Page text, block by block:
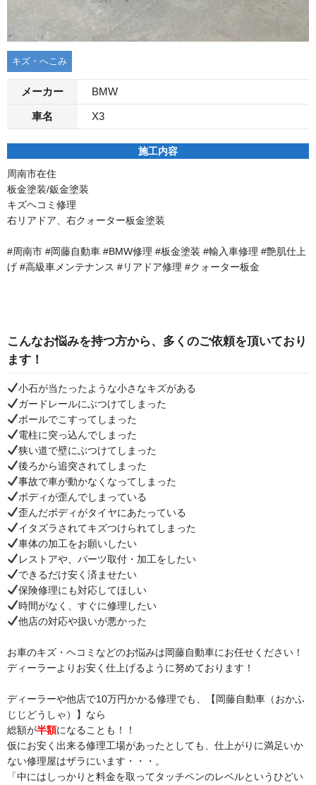
キズ・へこみ
メーカー BMW
車名 X3
施工内容
周南市在住
板金塗装/鈑金塗装
キズヘコミ修理
右リアドア、右クォーター板金塗装
#周南市 #岡藤自動車 #BMW修理 #板金塗装 #輸入車修理 #艶肌仕上
げ #高級車メンテナンス #リアドア修理 #クォーター板金
こんなお悩みを持つ方から、多くのご依頼を頂いており
ます！
小石が当たったような小さなキズがある
ガードレールにぶつけてしまった
ポールでこすってしまった
電柱に突っ込んでしまった
狭い道で壁にぶつけてしまった
後ろから追突されてしまった
事故で車が動かなくなってしまった
ボディが歪んでしまっている
歪んだボディがタイヤにあたっている
イタズラされてキズつけられてしまった
車体の加工をお願いしたい
レストアや、パーツ取付・加工をしたい
できるだけ安く済ませたい
保険修理にも対応してほしい
時間がなく、すぐに修理したい
他店の対応や扱いが悪かった
お車のキズ・ヘコミなどのお悩みは岡藤自動車にお任せください！
ディーラーよりお安く仕上げるように努めております！
ディーラーや他店で10万円かかる修理でも、【岡藤自動車（おかふ
じじどうしゃ）】なら
総額が半額になることも！！
仮にお安く出来る修理工場があったとしても、仕上がりに満足いか
ない修理屋はザラにいます・・・。
「中にはしっかりと料金を取ってタッチペンのレベルというひどい